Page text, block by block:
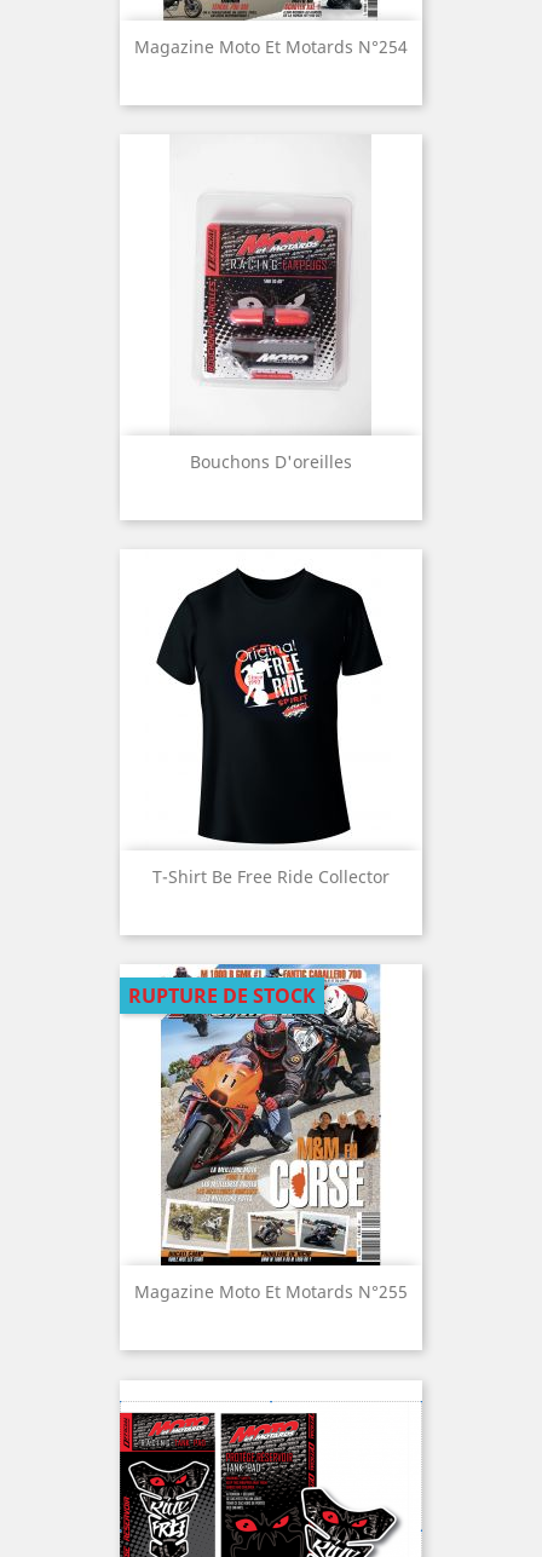
https://www.instagram.com/
🧤 𝐌𝐞𝐬 𝐞́𝐪𝐮𝐢𝐩𝐞𝐦𝐞𝐧𝐭𝐬 𝐦𝐨𝐭𝐚𝐫𝐝𝐬
Casque : Shoei X-SPR Pro :
https://triple6-
sl.short.gy/ixon
Les pneus Bridgestone
https://triple6-
sl.short.gy/bridgesto...
https://triple6-
sl.short.gy/bridgesto...
🤩 Bienvenue sur la chaîne
Moto et Motards, le magazine
vidéo moto le plus déjanté du
paysage francophone ! Ici, on
parle bécanes avec passion,
dérision. Que tu sois pistard,
routard, stunt, trialiste du
dimanche ou simple
amoureux de mécanique :
installe-toi, on ne se prend
pas trop au sérieux… mais on
🔥 Moto et Motards : la moto,
la passion et le délire.
Toujours sans filtre. 🔥
Pourquoi le Tourist Trophy
est-il si unique ?Parce que
c'est l'une des dernières
grandes courses sur route au
monde. Les spectateurs sont
l'ambiance est incomparable
avec celle des circuits
Peut-on rouler sur les routes
pendant le Tourist Trophy ?
Oui. En dehors des périodes
de fermeture liées aux essais
et aux courses, le Mountain
Course est une route ouverte
misscocalight
Facebook :
🧤 𝐌𝐞𝐬 𝐞́𝐪𝐮𝐢𝐩𝐞𝐦𝐞𝐧𝐭𝐬 𝐦𝐨𝐭𝐚𝐫𝐝𝐬
sl.short.gy/shoei-x-spr-pro
Airbag : In&Motion :
https://triple6-
sl.short.gy/inmotion
Gants Five :
sl.short.gy/five-sf1-evo
Blouson : Ixon Cortex :
https://triple6-
sl.short.gy/ixon
Génépi Film
vidéo moto le plus déjanté du
paysage francophone ! Ici, on
parle bécanes avec passion,
mauvaise foi assumée, bonne
humeur et gros sens de la
dérision. Que tu sois pistard,
routard, stunt, trialiste du
dimanche ou simple
amoureux de mécanique :
installe-toi, on ne se prend
pas trop au sérieux… mais on
roule sérieux.
𝐐𝐮𝐞𝐥𝐥𝐞𝐬 𝐬𝐨𝐧𝐭 𝐥𝐞𝐬 𝐜𝐨𝐧𝐜𝐮𝐫𝐫𝐞𝐧𝐭𝐞𝐬 𝐝𝐞
𝐥𝐚 𝐐𝐉 𝐌𝐨𝐭𝐨𝐫 𝐒𝐑𝐊 𝟴𝟬𝟬 𝐃𝐚𝐫𝐤 ?
Selon le budget évoqué dans
l’essai, elle vient se comparer
Suzuki SV650 ou la Triumph
Speed 400. Pas forcément la
même catégorie sur le papier,
mais le prix oblige à faire la
comparaison.
𝐋𝐚 𝐐𝐉 𝐌𝐨𝐭𝐨𝐫 𝐒𝐑𝐊 𝟴𝟬𝟬 𝐃𝐚𝐫𝐤
𝐞𝐬𝐭-𝐞𝐥𝐥𝐞 𝐮𝐧𝐞 𝐛𝐨𝐧𝐧𝐞 𝐚𝐟𝐟𝐚𝐢𝐫𝐞 ?
Sur le papier et d’après l’essai,
elle mérite clairement qu’on
se pose la question : 95 ch, un
4 cylindres, un tarif bas et un
équipement sérieux. Mais
tout dépendra de
l’importance accordée à
l’image de marque, au réseau,
à la revente et aux petits
𝐐𝐮𝐞 𝐯𝐚𝐮𝐭 𝐥𝐚 𝐦𝐚𝐫𝐪𝐮𝐞 𝐐𝐉 𝐌𝐨𝐭𝐨𝐫
𝐞𝐧 𝐭𝐞𝐫𝐦𝐞𝐬 𝐝𝐞 𝐟𝐢𝐚𝐛𝐢𝐥𝐢𝐭𝐞́ ?
QJ Motor est un constructeur
chinois en pleine expansion,
lié au groupe Geely
(propriétaire de Volvo), avec
une réputation en
progression sur la qualité et la
fiabilité.
Magazine Moto Et Motards N°254
Bouchons D'oreilles
T-Shirt Be Free Ride Collector
Magazine Moto Et Motards N°255
RUPTURE DE STOCK